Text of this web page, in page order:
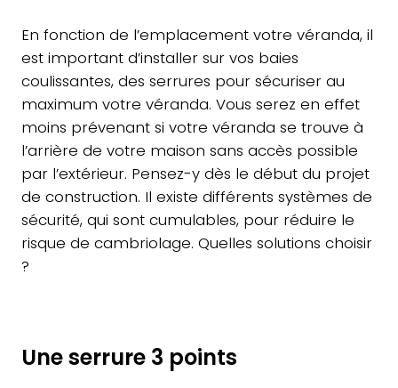
En fonction de l’emplacement votre véranda, il
est important d’installer sur vos baies
coulissantes, des serrures pour sécuriser au
maximum votre véranda. Vous serez en effet
moins prévenant si votre véranda se trouve à
l’arrière de votre maison sans accès possible
par l’extérieur. Pensez-y dès le début du projet
de construction. Il existe différents systèmes de
sécurité, qui sont cumulables, pour réduire le
risque de cambriolage. Quelles solutions choisir
?
Une serrure 3 points